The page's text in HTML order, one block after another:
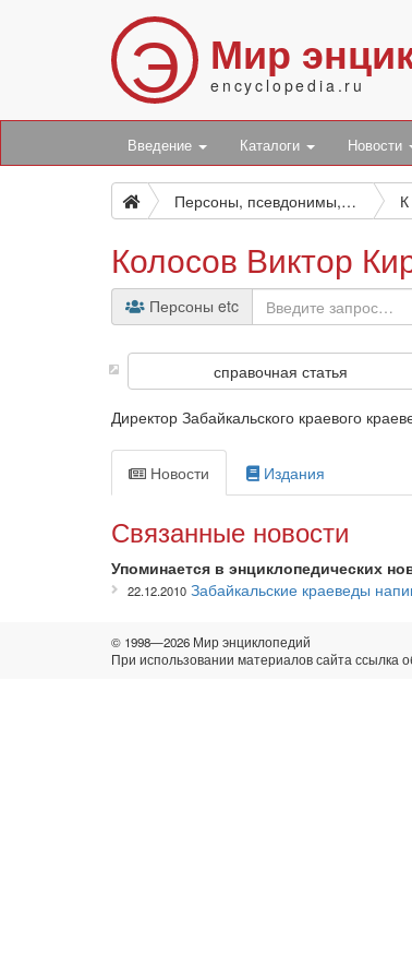
Э Мир
encyclopedia.ru
Введение Каталоги Новости
Персоны, псевдонимы, персонажи и боты К
Колосов Виктор
Персоны etc
справочная статья
Директор Забайкальского краевого
Новости Издания
Связанные новости
Упоминается в энциклопедических
22.12.2010 Забайкальские краеведы
© 1998—2026 Мир энциклопедий
При использовании материалов сайта ссылка